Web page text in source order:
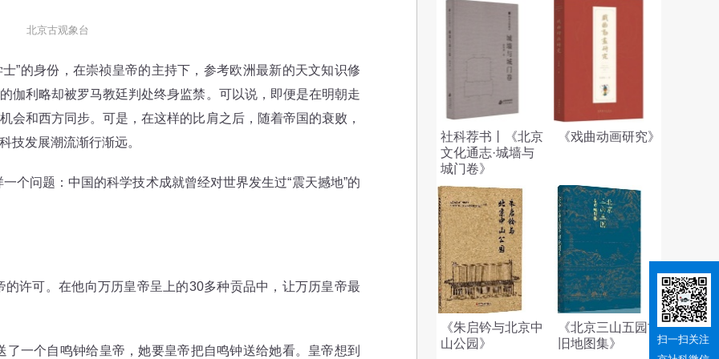
北京古观象台
的身份，在崇祯皇帝的主持下，参考欧洲最新的天文知识修
伽利略却被罗马教廷判处终身监禁。可以说，即便是在明朝走
会和西方同步。可是，在这样的比肩之后，随着帝国的衰败，
技发展潮流渐行渐远。
问题：中国的科学技术成就曾经对世界发生过“震天撼地”的
可。在他向万历皇帝呈上的30多种贡品中，让万历皇帝最
个自鸣钟给皇帝，她要皇帝把自鸣钟送给她看。皇帝想到
社科荐书丨《北京
文化通志·城墙与
城门卷》
《戏曲动画研究》
《朱启钤与北京中
山公园》
《北京三山五园古
旧地图集》
扫一扫关注